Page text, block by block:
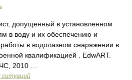
допущенный в установленном
в воду и их обеспечению и
в водолазном снаряжении в
квалификацией . EdwART.
2010 …
ситуаций